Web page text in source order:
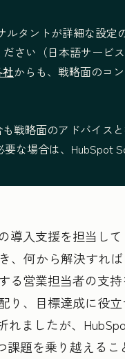
インポートに関するコ
ルタントが詳細な設定
さい（日本語サービ
からも、戦略面のコ
も戦略面のアドバイス
要な場合は、HubSpot
導入支援を担当し
、何から解決すれ
る営業担当者の支
り、目標達成に役
れましたが、
課題を乗り越える